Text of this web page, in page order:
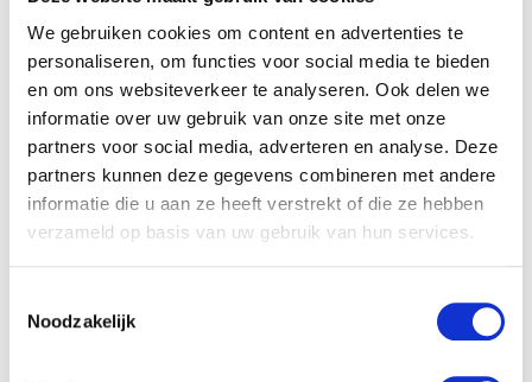
We gebruiken cookies om content en advertenties te
personaliseren, om functies voor social media te bieden
en om ons websiteverkeer te analyseren. Ook delen we
informatie over uw gebruik van onze site met onze
partners voor social media, adverteren en analyse. Deze
partners kunnen deze gegevens combineren met andere
informatie die u aan ze heeft verstrekt of die ze hebben
verzameld op basis van uw gebruik van hun services.
Noodzakelijk